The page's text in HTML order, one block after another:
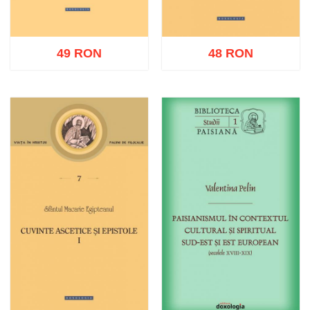
Adaugă în coș Wishlist
49 RON
Adaugă în coș Wishlist
48 RON